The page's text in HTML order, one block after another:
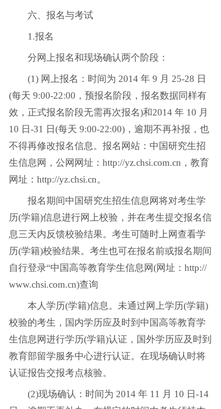
六、报名与考试
1.报名
分网上报名和现场确认两个阶段：
(1) 网上报名：时间为 2014 年 9 月 25-28 日
(每天 9:00-22:00，预报名阶段，报名数据同样有
效，正式报名阶段无需再次报名)和2014 年 10 月
10 日-31 日(每天 9:00-22:00)，逾期不再补报，也
不得再修改报名信息。报名网站：中国研究生招
生信息网，公网网址：http://yz.chsi.com.cn，教育
网址：http://yz.chsi.cn。
报名期间中国研究生招生信息网将对考生学
历(学籍)信息进行网上校验，并在考生提交报名信
息三天内反馈校验结果。考生可随时上网查看学
历(学籍)校验结果。考生也可在报名前或报名期间
自行登录“中国高等教育学生信息网(网址：http://
www.chsi.com.cn)查询
本人学历(学籍)信息。未通过网上学历(学籍)
校验的考生，国内学历应及时到中国高等教育学
生信息网进行学历(学籍)认证，国外学历应及时到
教育部留学服务中心进行认证。在现场确认时将
认证报告交报考点核验。
(2)现场确认：时间为 2014 年 11 月 10 日-14